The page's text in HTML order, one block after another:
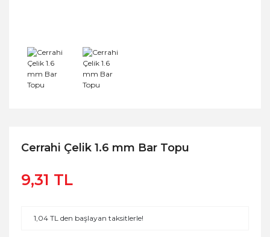
Cerrahi Çelik 1.6 mm Bar Topu
9,31 TL
1,04 TL den başlayan taksitlerle!